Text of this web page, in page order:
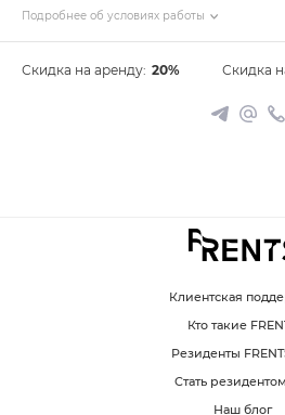
Подробнее об условиях работы
Скидка на аренду: 20% Скидка
Клиентская
Кто такие
Резиденты
Стать резидентом
Наш блог